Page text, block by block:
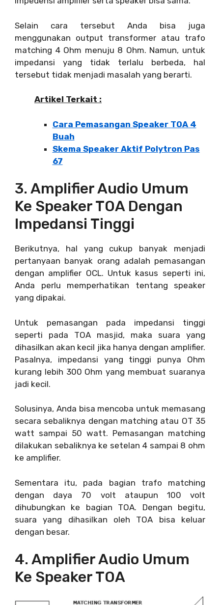
Selain cara tersebut Anda bisa juga
menggunakan output transformer atau trafo
matching 4 Ohm menuju 8 Ohm. Namun, untuk
impedansi yang tidak terlalu berbeda, hal
tersebut tidak menjadi masalah yang berarti.
Artikel Terkait :
Cara Pemasangan Speaker TOA 4
Buah
Skema Speaker Aktif Polytron Pas
67
3. Amplifier Audio Umum
Ke Speaker TOA Dengan
Impedansi Tinggi
Berikutnya, hal yang cukup banyak menjadi
pertanyaan banyak orang adalah pemasangan
dengan amplifier OCL. Untuk kasus seperti ini,
Anda perlu memperhatikan tentang speaker
yang dipakai.
Untuk pemasangan pada impedansi tinggi
seperti pada TOA masjid, maka suara yang
dihasilkan akan kecil jika hanya dengan amplifier.
Pasalnya, impedansi yang tinggi punya Ohm
kurang lebih 300 Ohm yang membuat suaranya
jadi kecil.
Solusinya, Anda bisa mencoba untuk memasang
secara sebaliknya dengan matching atau OT 35
watt sampai 50 watt. Pemasangan matching
dilakukan sebaliknya ke setelan 4 sampai 8 ohm
ke amplifier.
Sementara itu, pada bagian trafo matching
dengan daya 70 volt ataupun 100 volt
dihubungkan ke bagian TOA. Dengan begitu,
suara yang dihasilkan oleh TOA bisa keluar
dengan besar.
4. Amplifier Audio Umum
Ke Speaker TOA